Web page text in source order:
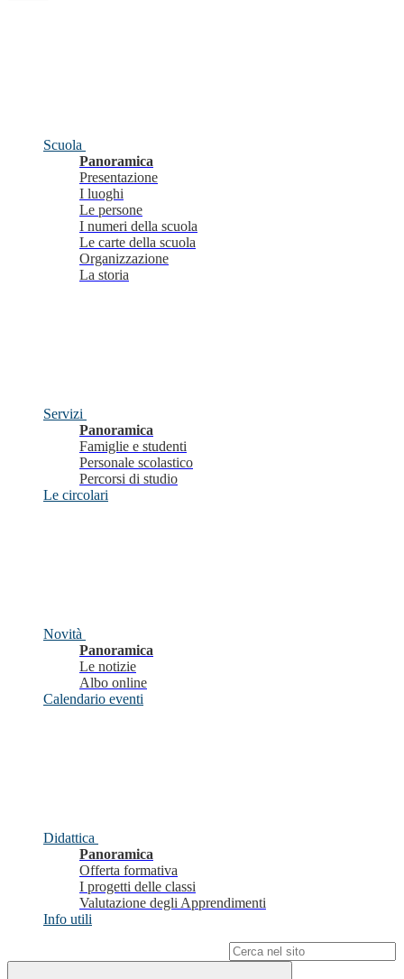
Scuola
Panoramica
Presentazione
I luoghi
Le persone
I numeri della scuola
Le carte della scuola
Organizzazione
La storia
Servizi
Panoramica
Famiglie e studenti
Personale scolastico
Percorsi di studio
Le circolari
Novità
Panoramica
Le notizie
Albo online
Calendario eventi
Didattica
Panoramica
Offerta formativa
I progetti delle classi
Valutazione degli Apprendimenti
Info utili